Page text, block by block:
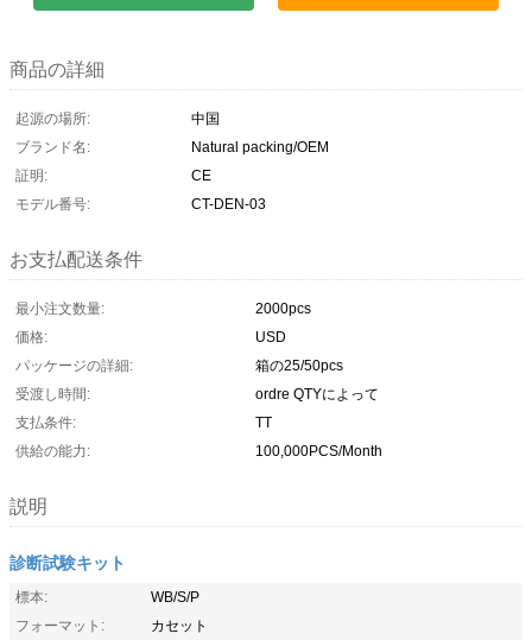
商品の詳細
起源の場所:
中国
ブランド名:
Natural packing/OEM
証明:
CE
モデル番号:
CT-DEN-03
お支払配送条件
最小注文数量:
2000pcs
価格:
USD
パッケージの詳細:
箱の25/50pcs
受渡し時間:
ordre QTYによって
支払条件:
TT
供給の能力:
100,000PCS/Month
説明
診断試験キット
標本:
WB/S/P
フォーマット:
カセット